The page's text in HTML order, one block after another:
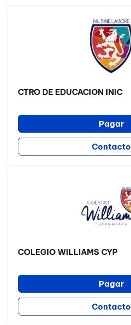
CTRO DE EDUCACION INIC
Pagar
Contacto
COLEGIO WILLIAMS CYP
Pagar
Contacto